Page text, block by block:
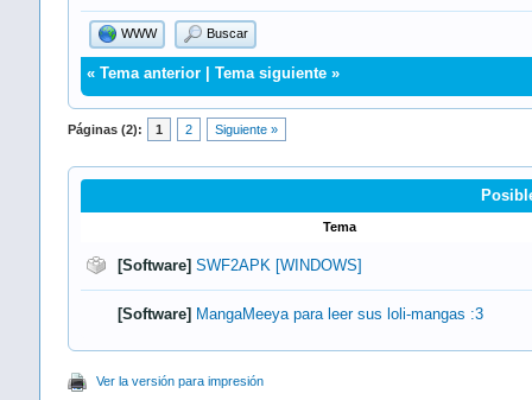
WWW Buscar
«Tema anterior |Tema siguiente »
Páginas (2): 1 2 Siguiente »
Tema
[Software] SWF2APK [WINDOWS]
[Software] MangaMeeya para leer sus loli-mangas :3
Ver la versión para impresión